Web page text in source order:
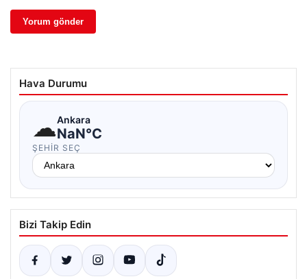
Hava Durumu
☁Ankara
NaN°C
ŞEHIR SEÇ
Bizi Takip Edin